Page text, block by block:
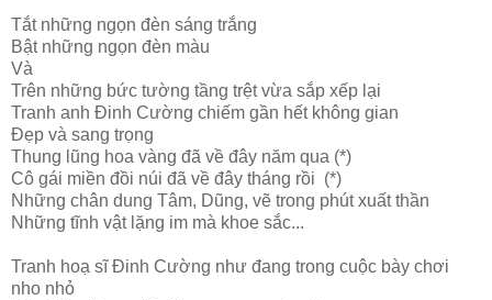
Tắt những ngọn đèn sáng trắng
Bật những ngọn đèn màu
Và
Trên những bức tường tầng trệt vừa sắp xếp lại
Tranh anh Đinh Cường chiếm gần hết không gian
Đẹp và sang trọng
Thung lũng hoa vàng đã về đây năm qua (*)
Cô gái miền đồi núi đã về đây tháng rồi (*)
Những chân dung Tâm, Dũng, vẽ trong phút xuất thần
Những tĩnh vật lặng im mà khoe sắc...
Tranh hoạ sĩ Đinh Cường như đang trong cuộc bày chơi
nho nhỏ